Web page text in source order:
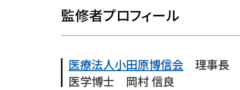
監修者プロフィール
医療法人小田原博信会 理事長
医学博士 岡村 信良